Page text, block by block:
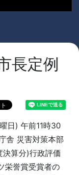
長定例
日) 午前11時30
舎 災害対策本部
算分)行政評価
栄誉賞受賞者の